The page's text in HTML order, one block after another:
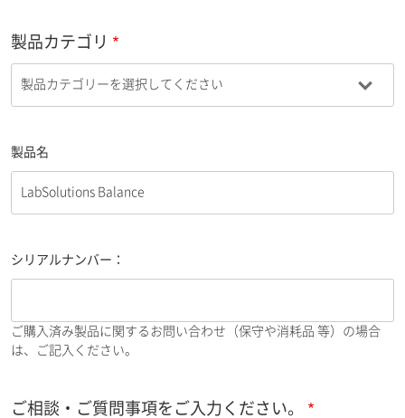
製品カテゴリ
製品名
シリアルナンバー：
ご購入済み製品に関するお問い合わせ（保守や消耗品 等）の場合
は、ご記入ください。
ご相談・ご質問事項をご入力ください。